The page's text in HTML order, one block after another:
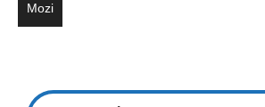
Mozi